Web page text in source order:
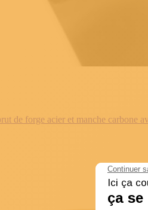
de forge acier et manche carbone